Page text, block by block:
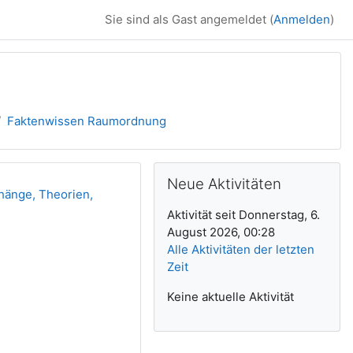
Sie sind als Gast angemeldet (Anmelden)
Faktenwissen Raumordnung
Theorien,
Neue Aktivitäten
Aktivität seit Donnerstag, 6.
August 2026, 00:28
Alle Aktivitäten der letzten
Zeit
Keine aktuelle Aktivität